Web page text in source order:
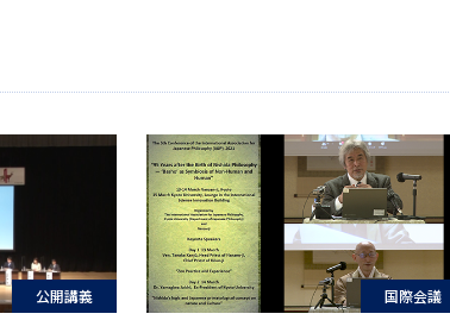
公開講義 国際会議